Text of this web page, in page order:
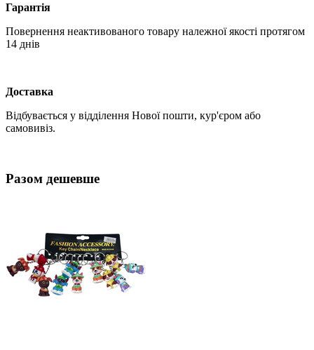
Гарантія
Повернення неактивованого товару належної якості протягом
14 днів
Доставка
Відбувається у відділення Нової пошти, кур'єром або
самовивіз.
Разом дешевше